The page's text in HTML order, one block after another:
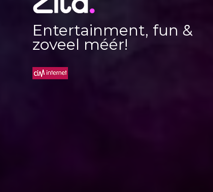
Entertainment, fun &
zoveel méér!